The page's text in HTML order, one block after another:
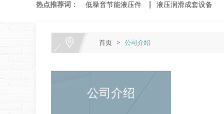
热点推荐词： 低噪音节能液压件 液压润滑成套设备
首页 > 公司介绍
公司介绍